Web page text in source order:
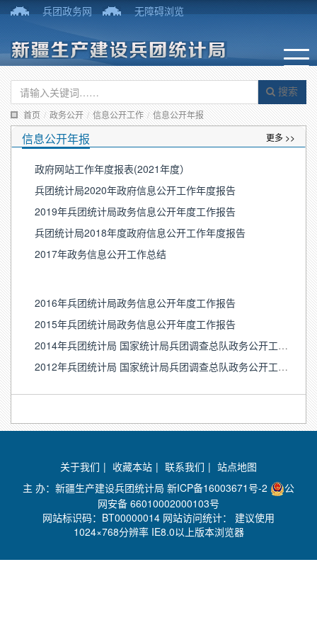
兵团政务网 无障碍浏览
搜索
首页 / 政务公开 / 信息公开工作 / 信息公开年报
信息公开年报 更多 >>
政府网站工作年度报表(2021年度）
兵团统计局2020年政府信息公开工作年度报告
2019年兵团统计局政务信息公开年度工作报告
兵团统计局2018年度政府信息公开工作年度报告
2017年政务信息公开工作总结
2016年兵团统计局政务信息公开年度工作报告
2015年兵团统计局政务信息公开年度工作报告
2014年兵团统计局 国家统计局兵团调查总队政务公开工作年度报告
2012年兵团统计局 国家统计局兵团调查总队政务公开工作年度报告
关于我们 | 收藏本站 | 联系我们 | 站点地图
主 办：新疆生产建设兵团统计局 新ICP备16003671号-2
公
网安备 66010002000103号
网站标识码：BT00000014 网站访问统计： 建议使用
1024×768分辨率 IE8.0以上版本浏览器